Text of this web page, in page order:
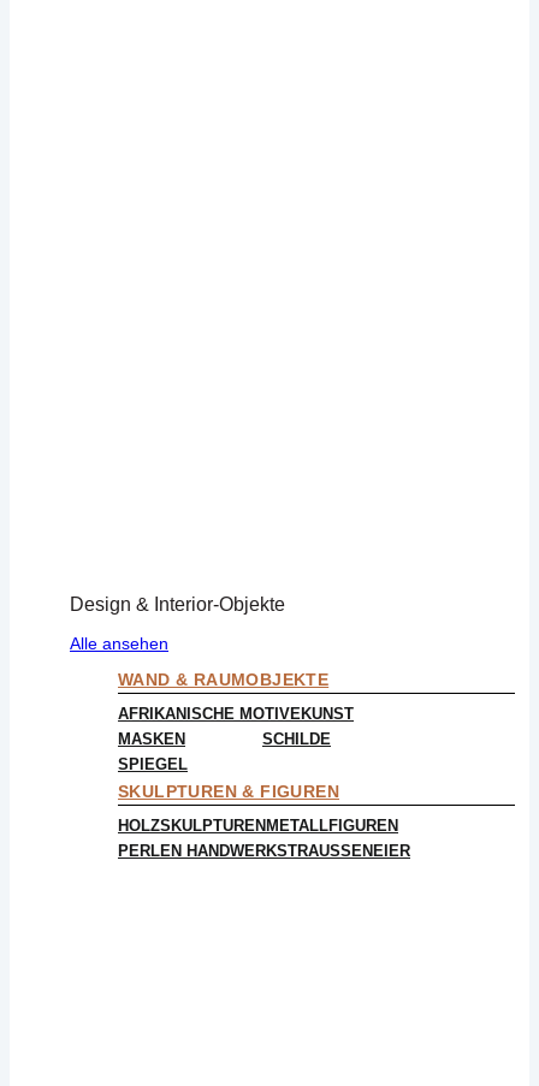
Design & Interior-Objekte
Alle ansehen
WAND & RAUMOBJEKTE
AFRIKANISCHE MOTIVEKUNST
MASKEN
SCHILDE
SPIEGEL
SKULPTUREN & FIGUREN
HOLZSKULPTURENMETALLFIGUREN
PERLEN HANDWERKSTRAUSSENEIER